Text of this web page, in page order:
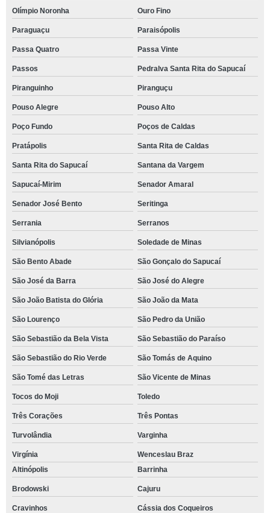
Olímpio Noronha Ouro Fino
Paraguaçu Paraisópolis
Passa Quatro Passa Vinte
Passos Pedralva Santa Rita do Sapucaí
Piranguinho Piranguçu
Pouso Alegre Pouso Alto
Poço Fundo Poços de Caldas
Pratápolis Santa Rita de Caldas
Santa Rita do Sapucaí Santana da Vargem
Sapucaí-Mirim Senador Amaral
Senador José Bento Seritinga
Serrania Serranos
Silvianópolis Soledade de Minas
São Bento Abade São Gonçalo do Sapucaí
São José da Barra São José do Alegre
São João Batista do Glória São João da Mata
São Lourenço São Pedro da União
São Sebastião da Bela Vista São Sebastião do Paraíso
São Sebastião do Rio Verde São Tomás de Aquino
São Tomé das Letras São Vicente de Minas
Tocos do Moji Toledo
Três Corações Três Pontas
Turvolândia Varginha
Virgínia
Wenceslau Braz
Altinópolis
Barrinha
Brodowski Cajuru
Cravinhos Cássia dos Coqueiros